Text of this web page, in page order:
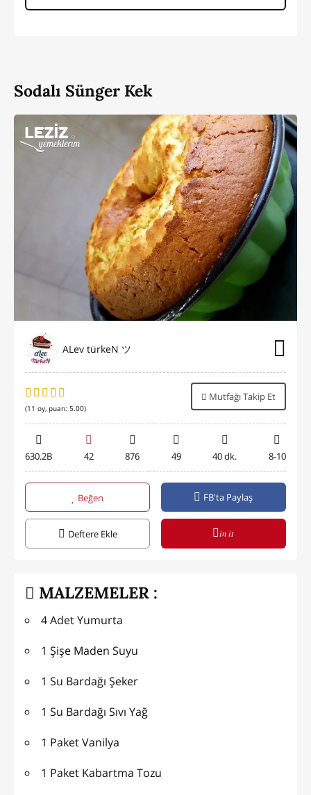
Sodalı Sünger Kek
ALev türkeN ツ
(11 oy, puan: 5.00)
Mutfağı Takip Et
630.2B 42 876 49 40 dk. 8-10
Beğen FB'ta Paylaş
Deftere Ekle in it
MALZEMELER :
4 Adet Yumurta
1 Şişe Maden Suyu
1 Su Bardağı Şeker
1 Su Bardağı Sıvı Yağ
1 Paket Vanilya
1 Paket Kabartma Tozu